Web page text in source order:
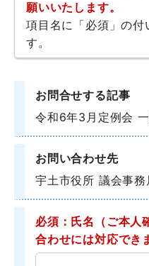
願いいたします。
項目名に「必須」の
す。
お問合せする記事
令和6年3月定例会
お問い合わせ先
宇土市役所 議会事
必須：氏名
（ご本
合わせには対応でき